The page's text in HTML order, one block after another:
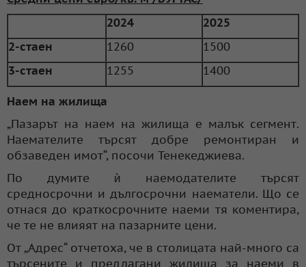
2024
2025
2-стаен
1260
1500
3-стаен
1255 1400
Наем на жилища
„Пазарът на наем на жилища е малък сегмент.
Наемателите търсят добре ремонтиран и
обзаведен имот“, посочи Тенекеджиева.
По думите ѝ наемодателите търсят
средносрочни и дългосрочни наематели. Що се
отнася до краткосрочните наеми тя коментира,
че те не влияят на пазарните цени.
От „Адрес“ отчетоха, че в столицата най-много са
търсените и предлагани жилища за наеми в